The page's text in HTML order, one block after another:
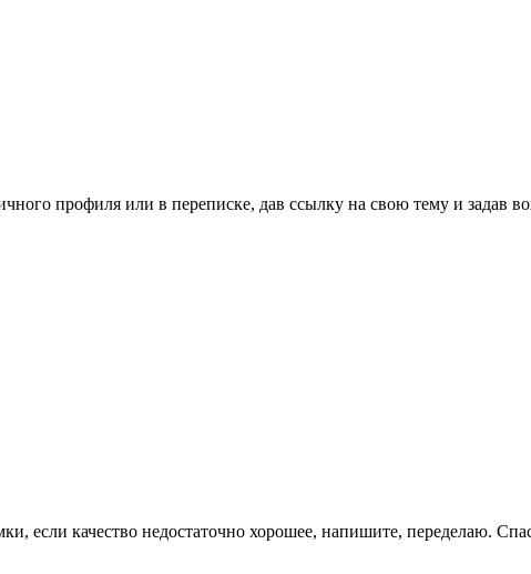
профиля или в переписке, дав ссылку на свою тему и задав
если качество недостаточно хорошее, напишите, переделаю.